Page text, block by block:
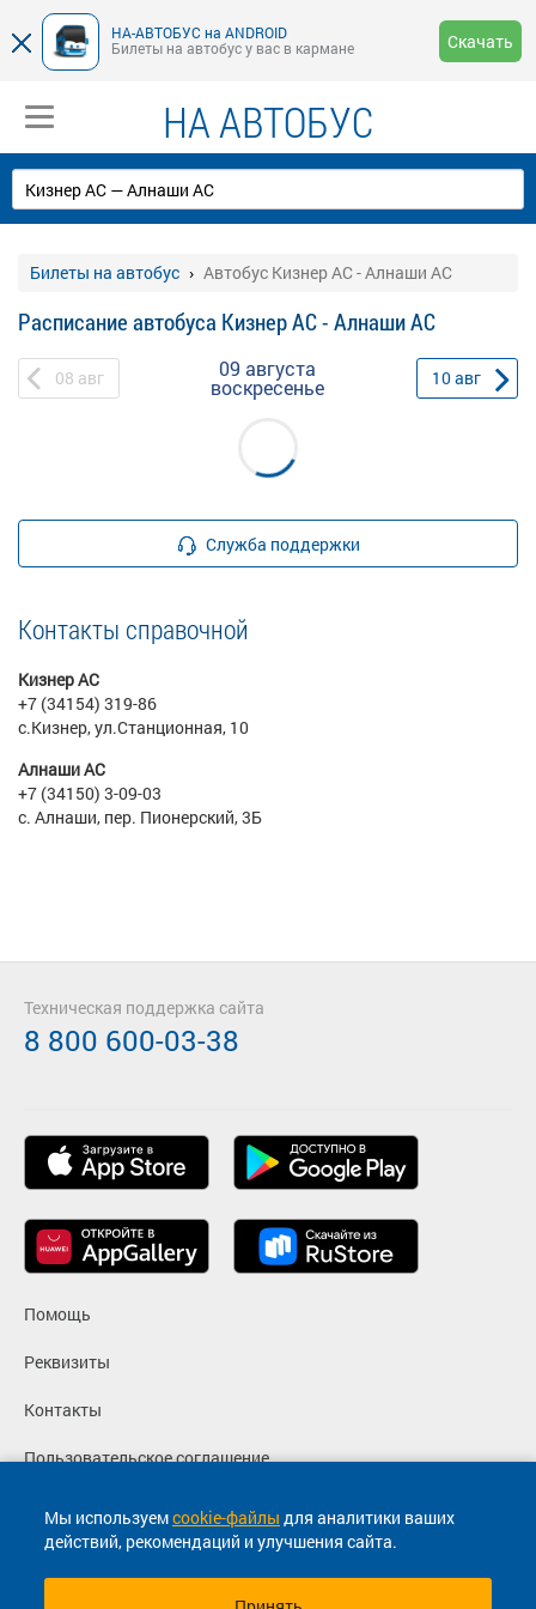
НА-АВТОБУС на ANDROID
Билеты на автобус у вас в кармане
Скачать
НА АВТОБУС
Билеты на автобус Автобус Кизнер АС - Алнаши АС
Расписание автобуса Кизнер АС - Алнаши АС
08 авг 09 августа
воскресенье 10авг
Служба поддержки
Контакты справочной
Кизнер АС
+7 (34154) 319-86
с.Кизнер, ул.Станционная, 10
Алнаши АС
+7 (34150) 3-09-03
с. Алнаши, пер. Пионерский, 3Б
Мы используемcookie-файлы для аналитики ваших
действий, рекомендаций и улучшения сайта.
Помощь
Реквизиты
Контакты
Пользовательское соглашение
Политика конфиденциальности
Согласие на маркетинговые сообщения
Техническая поддержка сайта
8 800 600-03-38